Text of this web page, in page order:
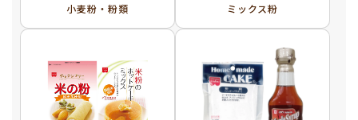
小麦粉・粉類 ミックス粉